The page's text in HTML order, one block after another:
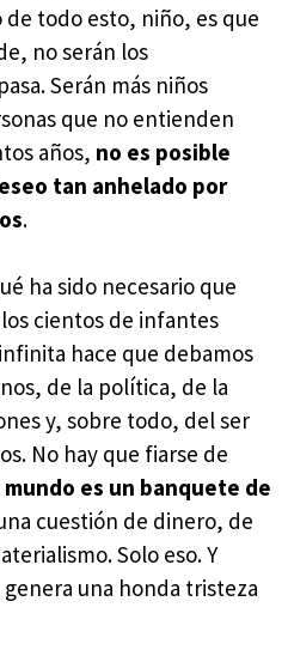
de todo esto, niño, es que
no serán los
Serán más niños
que no entienden
años, no es posible
tan anhelado por
.
ha sido necesario que
cientos de infantes
hace que debamos
de la política, de la
y, sobre todo, del ser
No hay que fiarse de
mundo es un banquete de
cuestión de dinero, de
Solo eso. Y
una honda tristeza